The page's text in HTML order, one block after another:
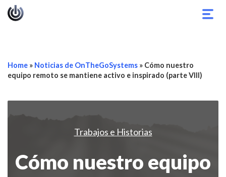
Home » Noticias de OnTheGoSystems » Cómo nuestro
equipo remoto se mantiene activo e inspirado (parte VIII)
Trabajos e Historias
Cómo nuestro equipo